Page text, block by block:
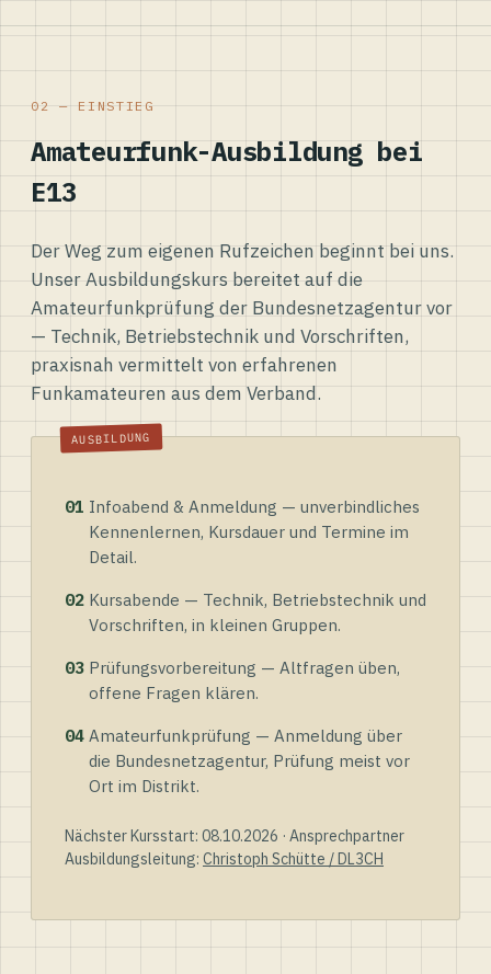
02 — EINSTIEG
Amateurfunk-Ausbildung bei
E13
Der Weg zum eigenen Rufzeichen beginnt bei uns.
Unser Ausbildungskurs bereitet auf die
Amateurfunkprüfung der Bundesnetzagentur vor
— Technik, Betriebstechnik und Vorschriften,
praxisnah vermittelt von erfahrenen
Funkamateuren aus dem Verband.
01 Infoabend & Anmeldung — unverbindliches
Kennenlernen, Kursdauer und Termine im
Detail.
02 Kursabende — Technik, Betriebstechnik und
Vorschriften, in kleinen Gruppen.
03 Prüfungsvorbereitung — Altfragen üben,
offene Fragen klären.
04 Amateurfunkprüfung — Anmeldung über
die Bundesnetzagentur, Prüfung meist vor
Ort im Distrikt.
Nächster Kursstart: 08.10.2026 · Ansprechpartner
Ausbildungsleitung: Christoph Schütte / DL3CH